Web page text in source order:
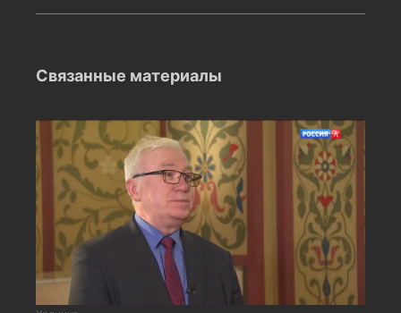
Связанные материалы